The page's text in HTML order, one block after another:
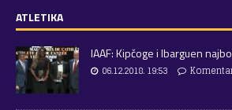
ATLETIKA
IAAF: Kipčoge i Ibarguen
06.12.2018. 19:53